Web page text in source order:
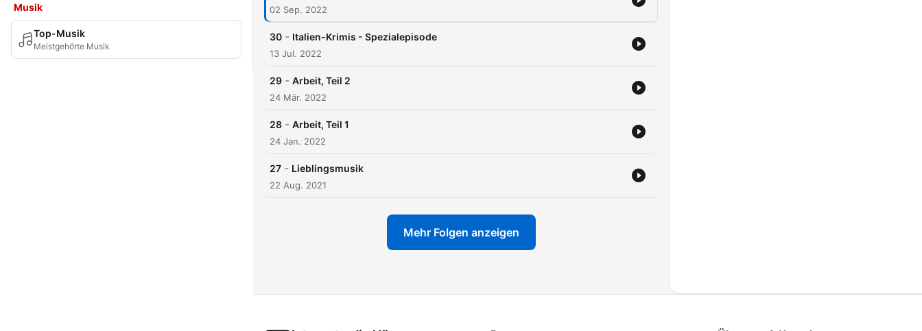
Musik
Top-Musik
Meistgehörte Musik
02 Sep. 2022
30 - Italien-Krimis - Spezialepisode
13 Jul. 2022
29 - Arbeit, Teil 2
24 Mär. 2022
28 - Arbeit, Teil 1
24 Jan. 2022
27 - Lieblingsmusik
22 Aug. 2021
Mehr Folgen anzeigen